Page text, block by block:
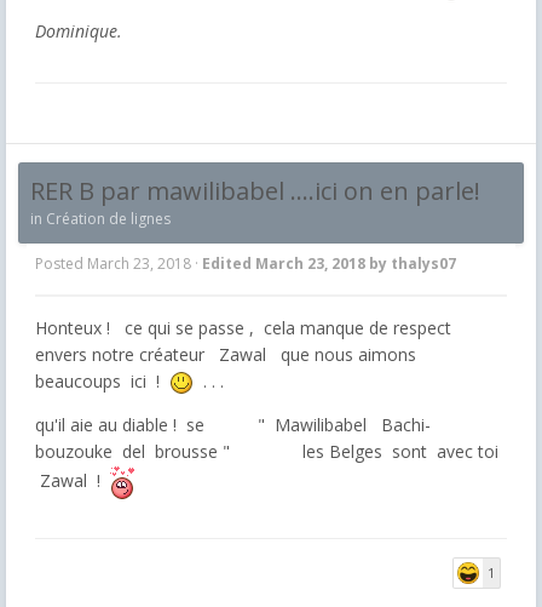
Dominique.
RER B par mawilibabel ....ici on en parle!
in Création de lignes
Posted March 23, 2018 · Edited March 23, 2018 by thalys07
Honteux ! ce qui se passe , cela manque de respect
envers notre créateur Zawal que nous aimons
beaucoups ici !
. . .
qu'il aie au diable ! se " Mawilibabel Bachi-
bouzouke del brousse " les Belges sont avec toi
Zawal !
1